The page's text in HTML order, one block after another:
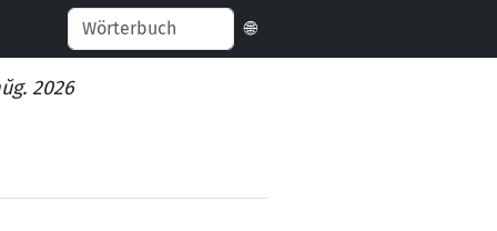
🌐
2026